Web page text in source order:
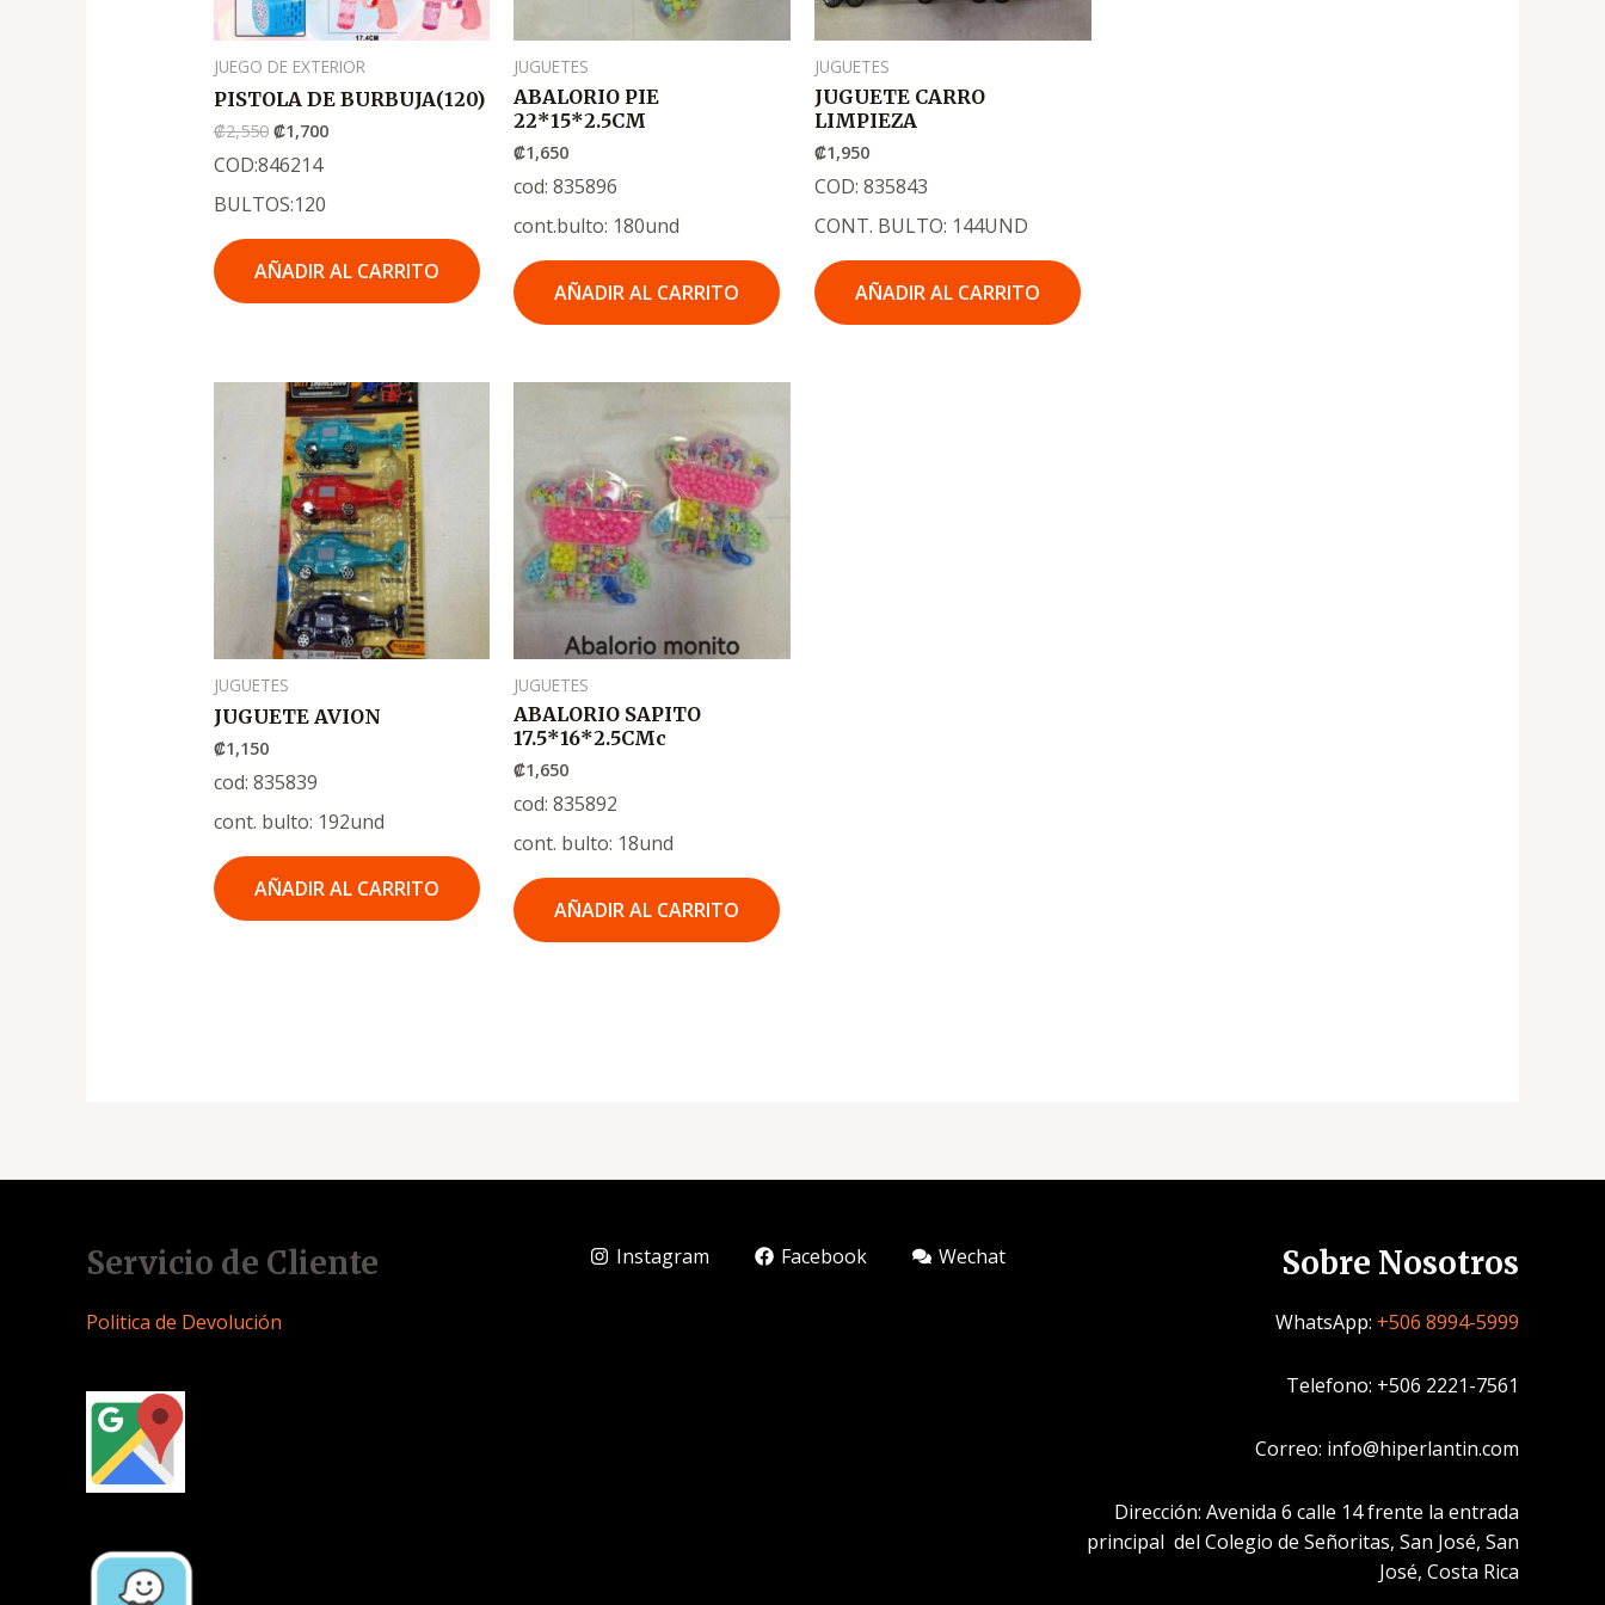
JUEGO DE EXTERIOR
PISTOLA DE BURBUJA(120)
₡2,550 ₡1,700
COD:846214
BULTOS:120
AÑADIR AL CARRITO
JUGUETES
ABALORIO PIE
22*15*2.5CM
₡1,650
cod: 835896
cont.bulto: 180und
AÑADIR AL CARRITO
JUGUETES
JUGUETE CARRO
LIMPIEZA
₡1,950
COD: 835843
CONT. BULTO: 144UND
AÑADIR AL CARRITO
JUGUETES
JUGUETE AVION
₡1,150
cod: 835839
cont. bulto: 192und
AÑADIR AL CARRITO
JUGUETES
ABALORIO SAPITO
17.5*16*2.5CMc
₡1,650
cod: 835892
cont. bulto: 18und
AÑADIR AL CARRITO
Servicio de Cliente
Politica de Devolución
Instagram Facebook Wechat Sobre Nosotros
WhatsApp: +506 8994-5999
Telefono: +506 2221-7561
Correo: info@hiperlantin.com
Dirección: Avenida 6 calle 14 frente la entrada
principal del Colegio de Señoritas, San José, San
José, Costa Rica